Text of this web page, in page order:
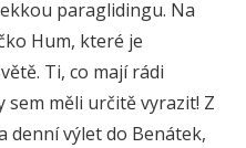
paraglidingu. Na
Hum, které je
Ti, co mají rádi
měli určitě vyrazit! Z
denní výlet do Benátek,